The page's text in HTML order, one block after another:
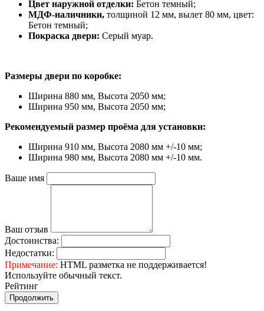
Цвет наружной отделки: Бетон темный;
МДФ-наличники, толщиной 12 мм, вылет 80 мм, цвет:
Бетон темный;
Покраска двери: Серый муар.
Размеры двери по коробке:
Ширина 880 мм, Высота 2050 мм;
Ширина 950 мм, Высота 2050 мм;
Рекомендуемый размер проёма для установки:
Ширина 910 мм, Высота 2080 мм +/-10 мм;
Ширина 980 мм, Высота 2080 мм +/-10 мм.
Ваше имя
Ваш отзыв
Достоинства:
Недостатки:
Примечание: HTML разметка не поддерживается!
Используйте обычный текст.
Рейтинг
Продолжить